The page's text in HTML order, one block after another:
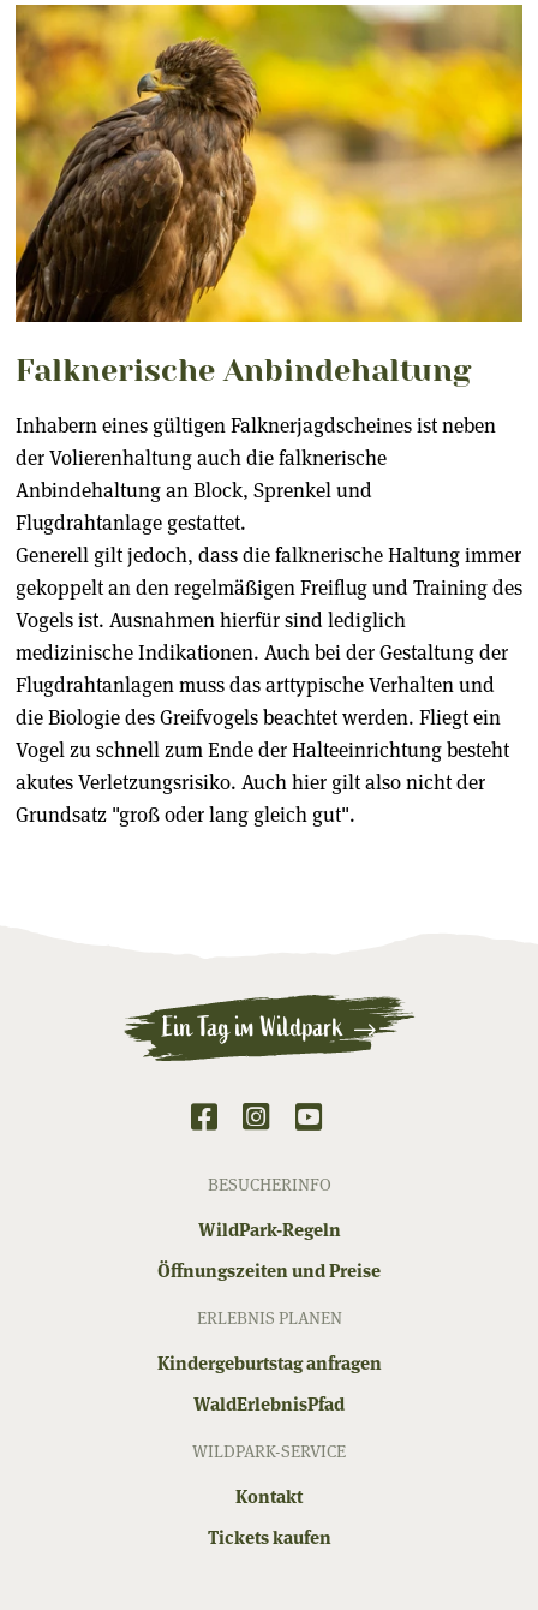
Falknerische Anbindehaltung
Inhabern eines gültigen Falknerjagdscheines ist neben
der Volierenhaltung auch die falknerische
Anbindehaltung an Block, Sprenkel und
Flugdrahtanlage gestattet.
Generell gilt jedoch, dass die falknerische Haltung immer
gekoppelt an den regelmäßigen Freiflug und Training des
Vogels ist. Ausnahmen hierfür sind lediglich
medizinische Indikationen. Auch bei der Gestaltung der
Flugdrahtanlagen muss das arttypische Verhalten und
die Biologie des Greifvogels beachtet werden. Fliegt ein
Vogel zu schnell zum Ende der Halteeinrichtung besteht
akutes Verletzungsrisiko. Auch hier gilt also nicht der
Grundsatz "groß oder lang gleich gut".
Ein Tag im Wildpark
BESUCHERINFO
WildPark-Regeln
Öffnungszeiten und Preise
ERLEBNIS PLANEN
Kindergeburtstag anfragen
WaldErlebnisPfad
WILDPARK-SERVICE
Kontakt
Tickets kaufen